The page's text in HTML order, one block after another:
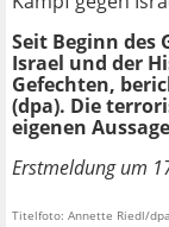
Seit Beginn des
Israel und der
Gefechten,
(dpa). Die
eigenen
Erstmeldung um
Titelfoto: Annette Riedl/dpa